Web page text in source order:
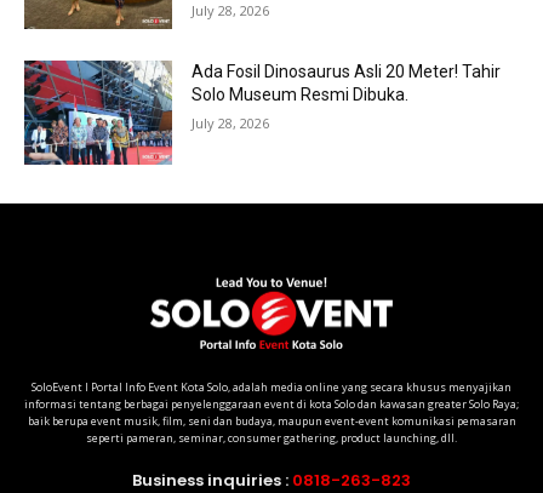
July 28, 2026
Ada Fosil Dinosaurus Asli 20 Meter! Tahir
Solo Museum Resmi Dibuka.
July 28, 2026
SoloEvent I Portal Info Event Kota Solo, adalah media online yang secara khusus menyajikan
informasi tentang berbagai penyelenggaraan event di kota Solo dan kawasan greater Solo Raya;
baik berupa event musik, film, seni dan budaya, maupun event-event komunikasi pemasaran
seperti pameran, seminar, consumer gathering, product launching, dll.
Business inquiries : 0818-263-823